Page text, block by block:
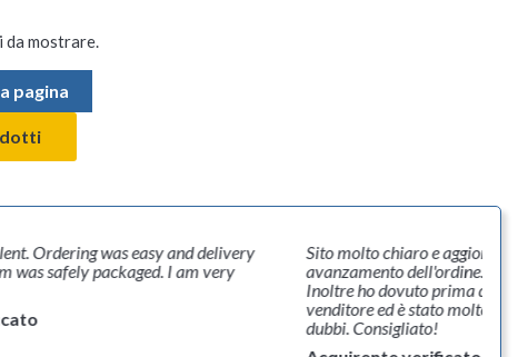
mostrare.
pagina
Ordering was easy and delivery
was safely packaged. I am very
Sito molto chiaro e
avanzamento dell'ordine.
Inoltre ho dovuto prima di
venditore ed è stato molto
dubbi. Consigliato!